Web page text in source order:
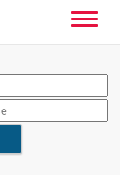
Toggle